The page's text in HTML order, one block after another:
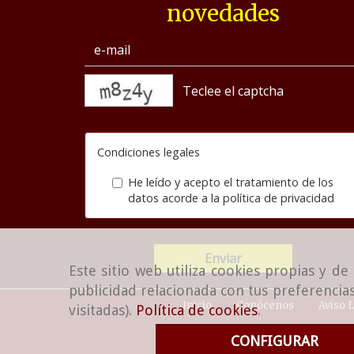
Este sitio web utiliza cookies propias y
publicidad relacionada con tus
visitadas). Política de cookies.
CONFIGURAR
novedades
Condiciones legales
He leído y acepto el tratamiento de los
datos acorde a la política de privacidad
Enviar
Inicio Conócenos Aviso